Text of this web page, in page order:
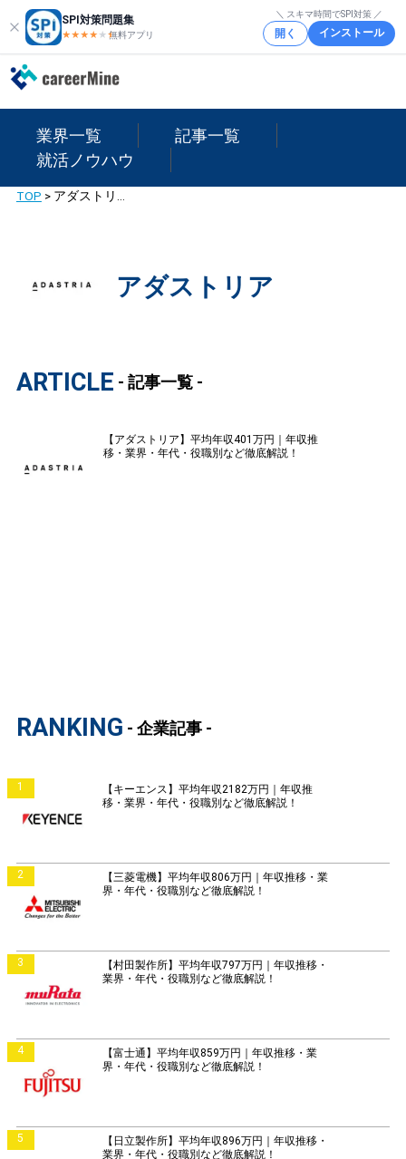
SPI対策問題集
★★★★ ★★
無料アプリ
＼ スキマ時間でSPI対策 ／
開く インストール
業界一覧
記事一覧
就活ノウハウ
TOP >
アダストリア
ARTICLE - 記事一覧 -
【アダストリア】平均年収401万円｜年収推
移・業界・年代・役職別など徹底解説！
RANKING - 企業記事 -
1
【キーエンス】平均年収2182万円｜年収推
移・業界・年代・役職別など徹底解説！
2
【三菱電機】平均年収806万円｜年収推移・業
界・年代・役職別など徹底解説！
3
【村田製作所】平均年収797万円｜年収推移・
業界・年代・役職別など徹底解説！
4
【富士通】平均年収859万円｜年収推移・業
界・年代・役職別など徹底解説！
5
【日立製作所】平均年収896万円｜年収推移・
業界・年代・役職別など徹底解説！